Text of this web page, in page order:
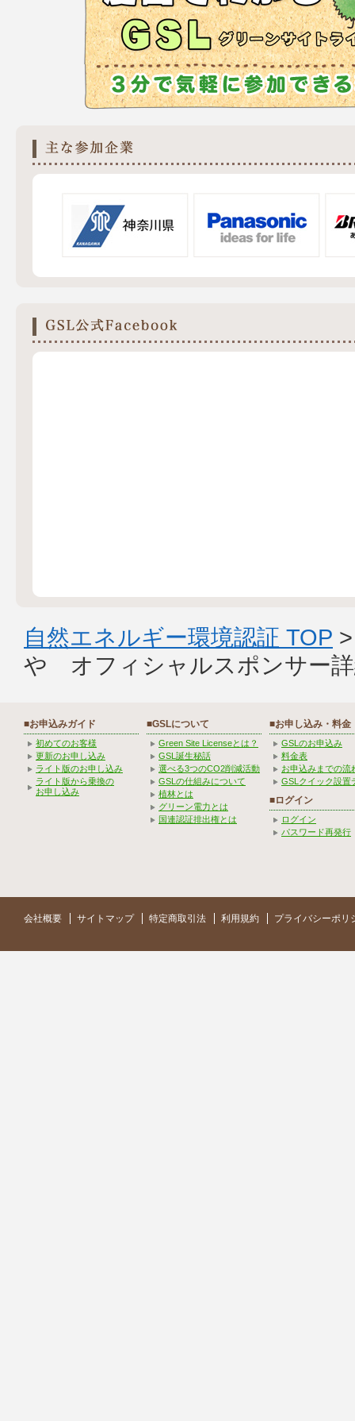
自然エネルギー環境認証 TOP
や オフィシャルスポンサー
■お申込みガイド
初めてのお客様
更新のお申し込み
ライト版のお申し込み
ライト版から乗換の
お申し込み
■GSLについて
Green Site Licenseとは？
GSL誕生秘話
選べる3つのCO2削減活動
GSLの仕組みについて
植林とは
グリーン電力とは
国連認証排出権とは
■お申し込み・料金
GSLのお申込み
料金表
お申込みまでの流
GSLクイック設置
■ログイン
ログイン
パスワード再発行
会社概要 サイトマップ 特定商取引法 利用規約 プライバシーポリ